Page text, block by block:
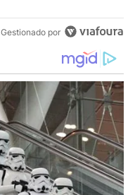
Gestionado por